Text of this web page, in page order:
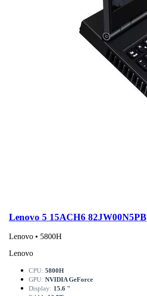
Lenovo 5 15ACH6 82JW00N5PB
Lenovo • 5800H
Lenovo
CPU: 5800H
GPU: NVIDIA GeForce
Display: 15.6 "